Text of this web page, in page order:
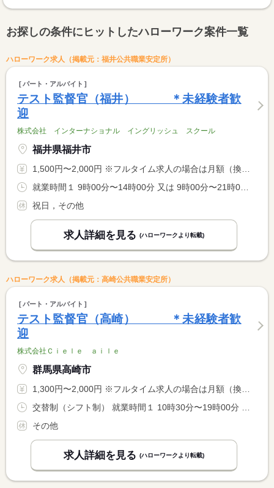
お探しの条件にヒットしたハローワーク案件一覧
ハローワーク求人（掲載元：福井公共職業安定所）
パート・アルバイト
テスト監督官（福井） ＊未経験者歓
迎
株式会社 インターナショナル イングリッシュ スクール
福井県福井市
1,500円〜2,000円 ※フルタイム求人の場合は月額（換算額）、パート求人の場合は時間額を表示しています。
祝日，その他
求人詳細を見る (ハローワークより転載)
ハローワーク求人（掲載元：高崎公共職業安定所）
パート・アルバイト
テスト監督官（高崎） ＊未経験者歓
迎
株式会社Ｃｉｅｌｅ ａｉｌｅ
群馬県高崎市
1,300円〜2,000円 ※フルタイム求人の場合は月額（換算額）、パート求人の場合は時間額を表示しています。
その他
求人詳細を見る (ハローワークより転載)